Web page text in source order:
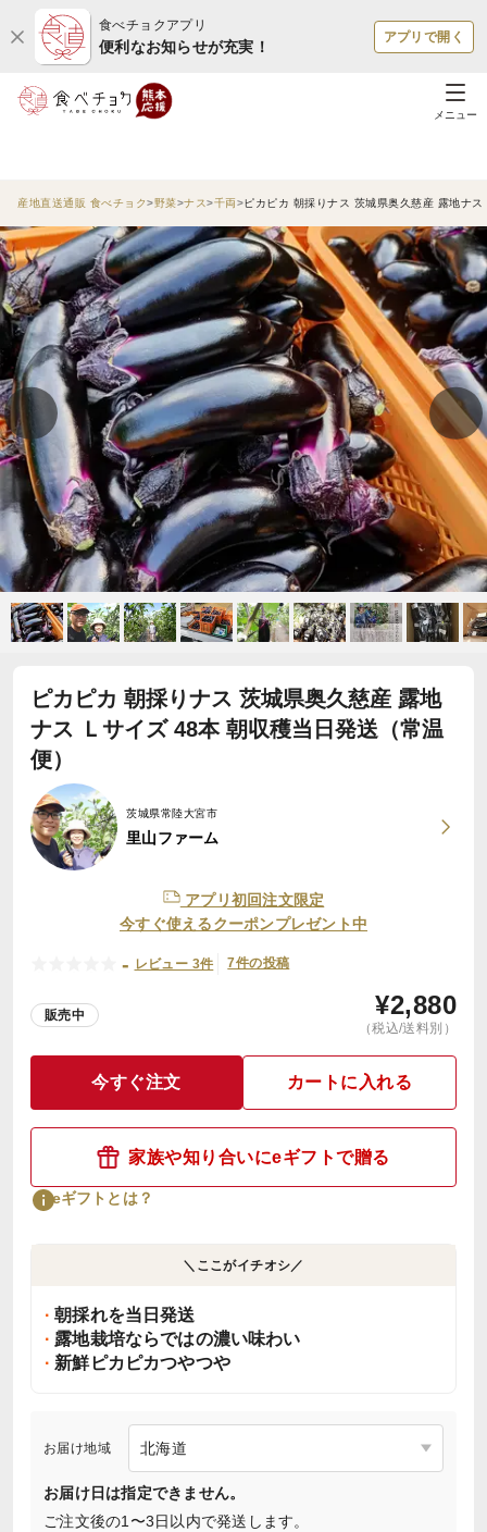
食べチョクアプリ
便利なお知らせが充実！
アプリで開く
メニュー
産地直送通販 食べチョク 野菜 ナス 千両 ピカピカ 朝採りナス 茨城県奥久慈産 露地ナ
ピカピカ 朝採りナス 茨城県奥久慈産 露地
ナス Ｌサイズ 48本 朝収穫当日発送（常温
便）
茨城県常陸大宮市
里山ファーム
アプリ初回注文限定
今すぐ使えるクーポンプレゼント中
- レビュー 3件 7件の投稿
販売中 ¥2,880
（税込/送料別）
今すぐ注文 カートに入れる
家族や知り合いにeギフトで贈る
eギフトとは？
＼ここがイチオシ／
朝採れを当日発送
露地栽培ならではの濃い味わい
新鮮ピカピカつやつや
お届け地域
お届け日は指定できません。
ご注文後の1〜3日以内で発送します。